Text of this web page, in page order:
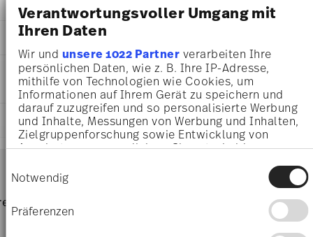
Verantwortungsvoller Umgang mit
Ihren Daten
Wir und unsere 1022 Partnerverarbeiten Ihre
persönlichen Daten, wie z. B. Ihre IP-Adresse,
mithilfe von Technologien wie Cookies, um
Informationen auf Ihrem Gerät zu speichern und
darauf zuzugreifen und so personalisierte Werbung
und Inhalte, Messungen von Werbung und Inhalten,
Zielgruppenforschung sowie Entwicklung von
Angeboten zu ermöglichen. Sie entscheiden
Sie können Ihre Einwilligung jederzeit über die
Cookie-Erklärung oder durch Klicken auf das
Privacy Trigger Symbol ändern oder widerrufen
Notwendig
Präferenzen
Rosenthal
Porcellana
12800-100102-24882
4012438592695
CN
2026
Cilindrico
DIMENSIONI
8,40 cm
8,40 cm
8,40 cm
8,30 cm
472 gr
16,50 cm
16,50 cm
INFORMAZIONI SU CURA E
SICUREZZA
SPEDIZIONE E RESI
pagina dedicata alle
spedizioni
per